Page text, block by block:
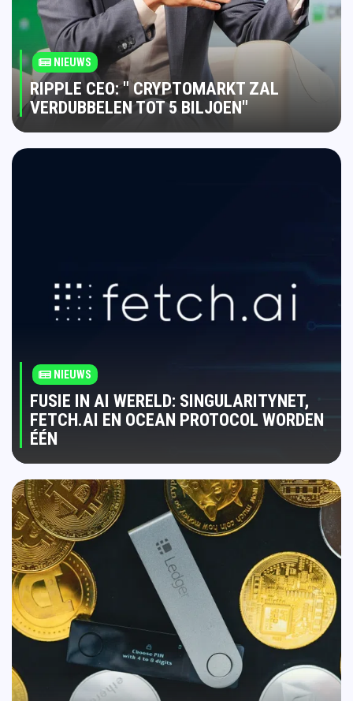
NIEUWS
RIPPLE CEO: " CRYPTOMARKT ZAL
VERDUBBELEN TOT 5 BILJOEN"
NIEUWS
FUSIE IN AI WERELD: SINGULARITYNET,
FETCH.AI EN OCEAN PROTOCOL WORDEN
ÉÉN